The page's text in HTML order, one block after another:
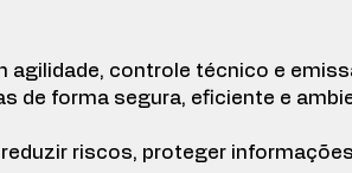
controle técnico e
de forma segura, eficiente e
riscos, proteger